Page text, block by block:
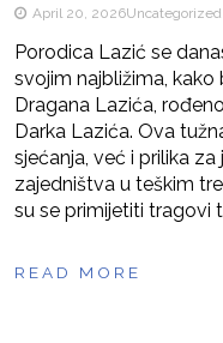
April 20, 2026Uncategorized
Porodica Lazić se
svojim najbližima,
Dragana Lazića,
Darka Lazića. Ova
sjećanja, već i prilika
zajedništva u teškim
su se primijetiti tragovi
READ MORE